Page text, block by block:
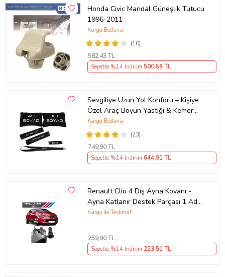
Honda Civic Mandal Güneşlik Tutucu
1996-2011
(10)
Kargo Bedava
582,43 TL
Sepette %14 İndirim 500,89 TL
Sevgiliye Uzun Yol Konforu – Kişiye
Özel Araç Boyun Yastığı & Kemer
Pedi Hediye Seti
(23)
Kargo Bedava
749,90 TL
Sepette %14 İndirim 644,91 TL
Renault Clio 4 Dış Ayna Kovanı -
Ayna Katlanır Destek Parçası 1 Adet
490307706 M3625
Kargo ile Teslimat
259,90 TL
Sepette %14 İndirim 223,51 TL